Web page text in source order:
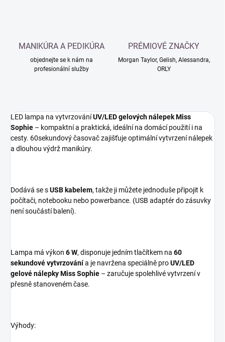
MANIKÚRA A PEDIKÚRA
objednejte se k nám na
profesionální služby
PRÉMIOVÉ ZNAČKY
Morgan Taylor, Gelish, Alessandra,
ORLY
LED lampa na vytvrzováníUV/LED gelových nálepek Miss
Sophie – kompaktní a praktická, ideální na domácí použití i na
cesty. 60sekundový časovač zajišťuje optimální vytvrzení nálepek
a dlouhou výdrž manikúry.
Dodává se sUSB kabelem, takže ji můžete jednoduše připojit k
počítači, notebooku nebo powerbance. (USB adaptér do zásuvky
není součástí balení).
Lampa má výkon 6 W, disponuje jedním tlačítkem na 60
sekundové vytvrzovánía je navržena speciálně proUV/LED
gelové nálepky Miss Sophie – zaručuje spolehlivé vytvrzení v
přesně stanoveném čase.
Výhody: